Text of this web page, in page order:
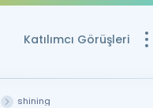
Katılımcı Görüşleri
shining